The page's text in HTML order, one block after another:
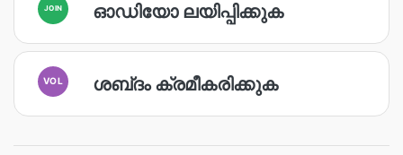
JOIN ഓഡിയോ ലയിപ്പിക്കുക
VOL ശബ്‌ദം ക്രമീകരിക്കുക